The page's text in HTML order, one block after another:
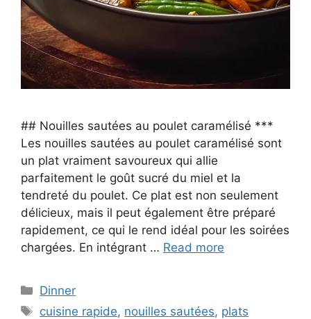
## Nouilles sautées au poulet caramélisé ***
Les nouilles sautées au poulet caramélisé sont
un plat vraiment savoureux qui allie
parfaitement le goût sucré du miel et la
tendreté du poulet. Ce plat est non seulement
délicieux, mais il peut également être préparé
rapidement, ce qui le rend idéal pour les soirées
chargées. En intégrant … Read more
Categories
Dinner
Tags
cuisine rapide, nouilles sautées, plats